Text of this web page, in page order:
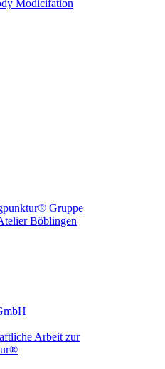
Modicifation
Gruppe
Böblingen
Arbeit zur